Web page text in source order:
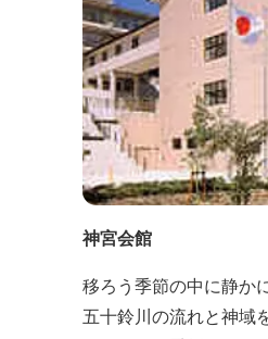
神宮会館
移ろう季節の中に静か
五十鈴川の流れと神域